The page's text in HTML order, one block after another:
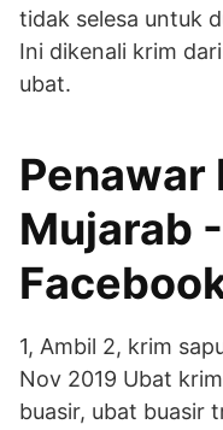
tidak selesa untuk
Ini dikenali krim
ubat.
Penawar
Mujarab
1, Ambil 2, krim
Nov 2019 Ubat
buasir, ubat buasir